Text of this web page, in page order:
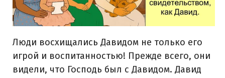
Люди восхищались Давидом не только его
игрой и воспитанностью! Прежде всего, они
видели, что Господь был с Давидом. Давид